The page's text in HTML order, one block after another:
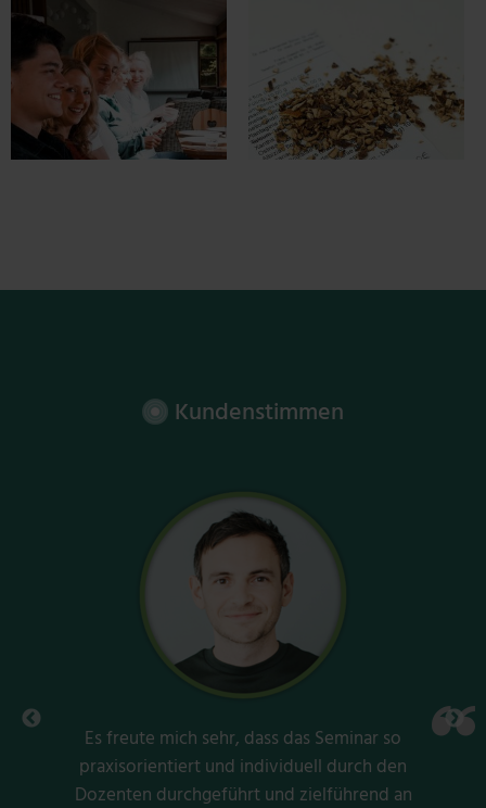
Kundenstimmen
Die SMS vereint für mich Menschen aus
verschiedensten Orten und Fachrichtungen mit einem
gemeinsamen Ziel: Offenheit für das Wissen der